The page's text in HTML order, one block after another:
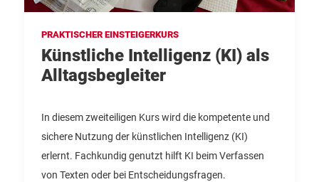
PRAKTISCHER EINSTEIGERKURS
Künstliche Intelligenz (KI) als
Alltagsbegleiter
In diesem zweiteiligen Kurs wird die kompetente und
sichere Nutzung der künstlichen Intelligenz (KI)
erlernt. Fachkundig genutzt hilft KI beim Verfassen
von Texten oder bei Entscheidungsfragen.